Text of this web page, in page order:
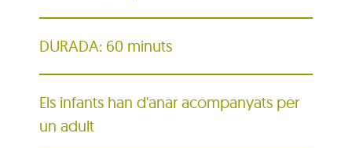
DURADA: 60 minuts
Els infants han d'anar acompanyats per
un adult